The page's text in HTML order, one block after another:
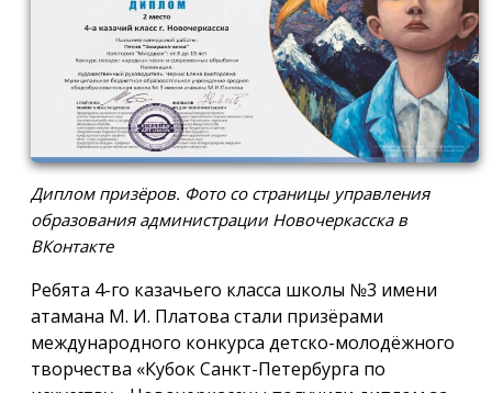
Диплом призёров. Фото со страницы управления
образования администрации Новочеркасска в
ВКонтакте
Ребята 4-го казачьего класса школы №3 имени
атамана М. И. Платова стали призёрами
международного конкурса детско-молодёжного
творчества «Кубок Санкт-Петербурга по